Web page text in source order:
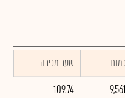
כמות
שער מכירה
109.74